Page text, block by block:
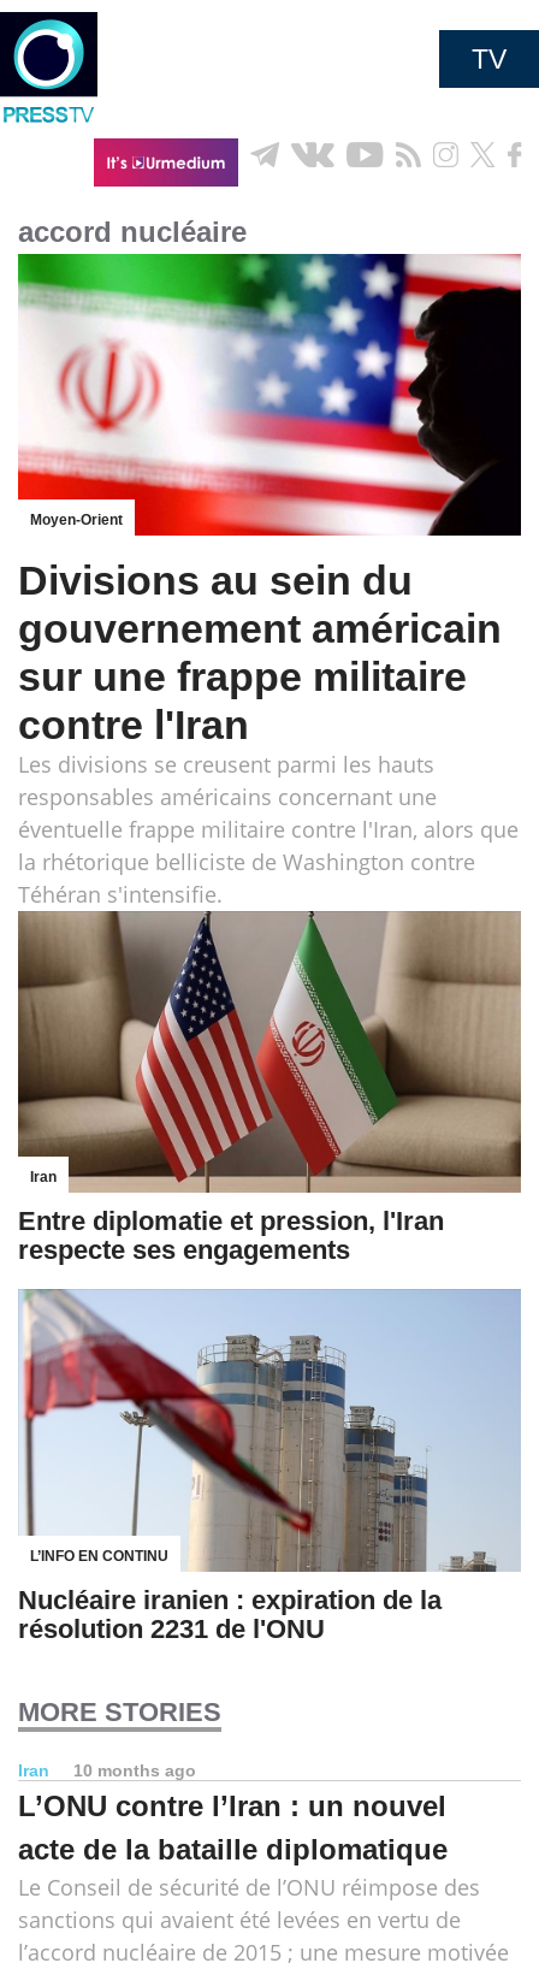
TV
accord nucléaire
Moyen-Orient
Divisions au sein du
gouvernement américain
sur une frappe militaire
contre l'Iran
Les divisions se creusent parmi les hauts
responsables américains concernant une
éventuelle frappe militaire contre l'Iran, alors que
la rhétorique belliciste de Washington contre
Téhéran s'intensifie.
Iran
Entre diplomatie et pression, l'Iran
respecte ses engagements
L’INFO EN CONTINU
Nucléaire iranien : expiration de la
résolution 2231 de l'ONU
MORE STORIES
Iran 10 months ago
L’ONU contre l’Iran : un nouvel
acte de la bataille diplomatique
Le Conseil de sécurité de l’ONU réimpose des
sanctions qui avaient été levées en vertu de
l’accord nucléaire de 2015 ; une mesure motivée